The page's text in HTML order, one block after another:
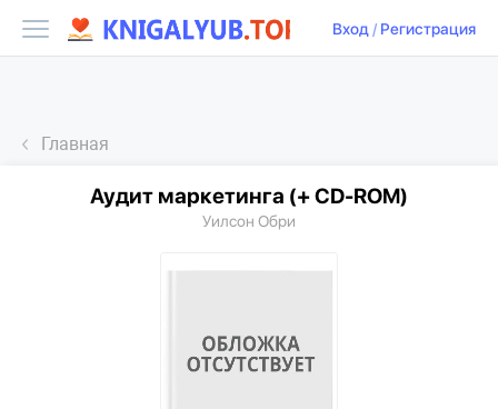
Вход/ Регистрация
Главная
Аудит маркетинга (+ CD-ROM)
Уилсон Обри